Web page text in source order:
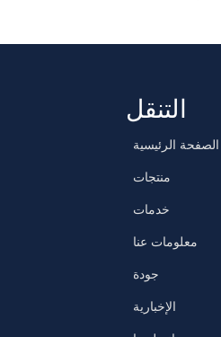
التنقل
الصفحة الرئيسية
منتجات
خدمات
معلومات عنا
جودة
الإخبارية